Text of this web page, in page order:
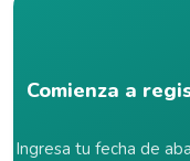
Comienza a
Ingresa tu fecha de